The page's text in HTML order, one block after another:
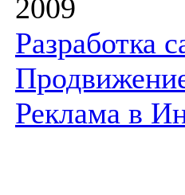
2009
Разработка
Реклама в